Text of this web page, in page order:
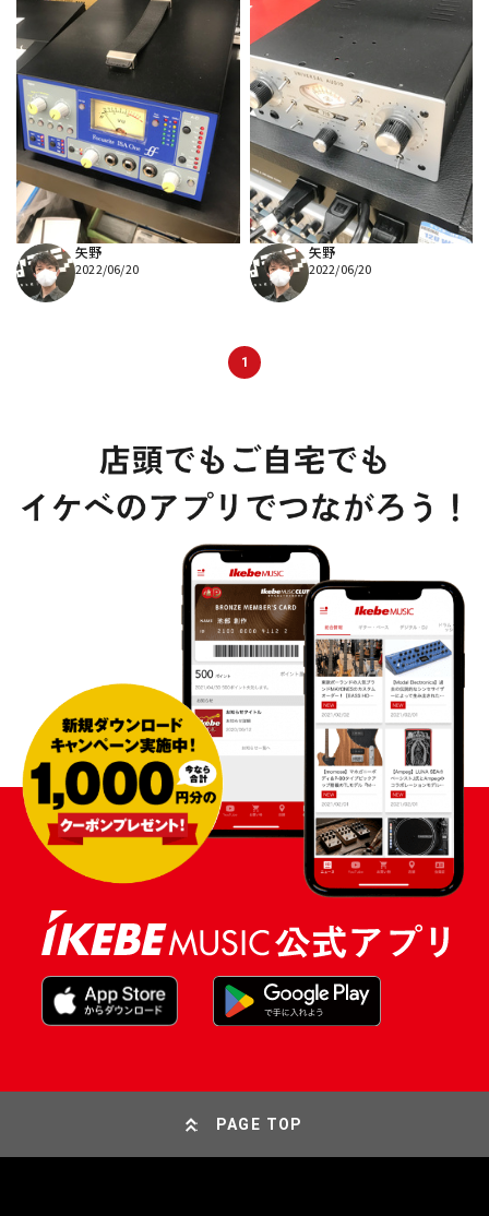
矢野
2022/06/20
矢野
2022/06/20
1
PAGE TOP